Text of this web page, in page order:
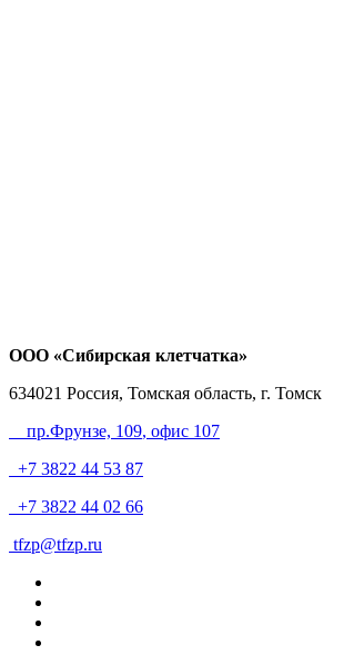
ООО «Сибирская клетчатка»
634021 Россия, Томская область, г. Томск
пр.Фрунзе, 109, офис 107
+7 3822 44 53 87
+7 3822 44 02 66
tfzp@tfzp.ru